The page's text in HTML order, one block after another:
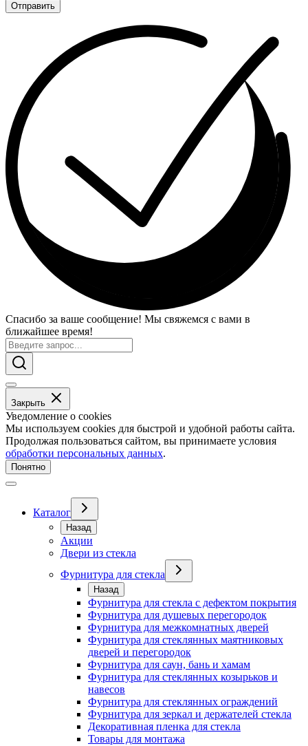
Отправить
Спасибо за ваше сообщение! Мы свяжемся с вами в
ближайшее время!
Закрыть
Уведомление о cookies
Мы используем cookies для быстрой и удобной работы сайта.
Продолжая пользоваться сайтом, вы принимаете условия
обработки персональных данных.
Понятно
Каталог
Назад
Акции
Двери из стекла
Фурнитура для стекла
Назад
Фурнитура для стекла с дефектом покрытия
Фурнитура для душевых перегородок
Фурнитура для межкомнатных дверей
Фурнитура для стеклянных маятниковых
дверей и перегородок
Фурнитура для саун, бань и хамам
Фурнитура для стеклянных козырьков и
навесов
Фурнитура для стеклянных ограждений
Фурнитура для зеркал и держателей стекла
Декоративная пленка для стекла
Товары для монтажа